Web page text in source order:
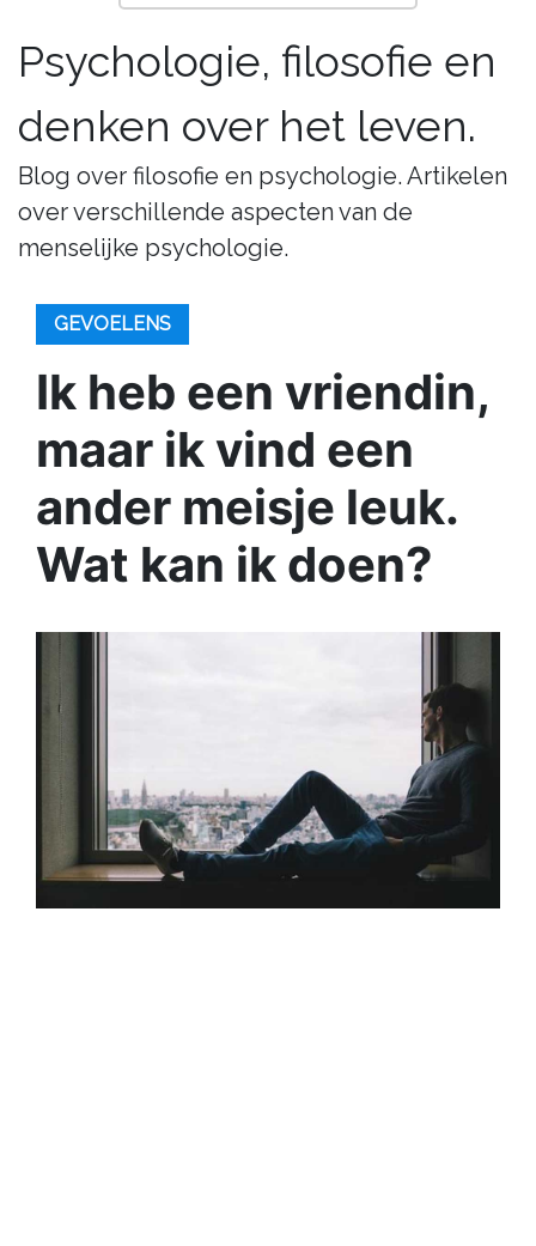
Psychologie, filosofie en
denken over het leven.
Blog over filosofie en psychologie. Artikelen
over verschillende aspecten van de
menselijke psychologie.
GEVOELENS
Ik heb een vriendin,
maar ik vind een
ander meisje leuk.
Wat kan ik doen?